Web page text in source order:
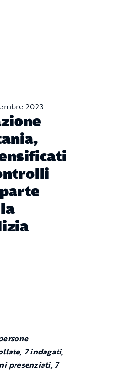
2023
7 indagati,
presenziati, 7